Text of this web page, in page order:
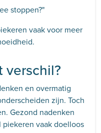
stoppen?"
vaak voor meer
verschil?
en overmatig
zijn. Toch
Gezond nadenken
vaak doelloos